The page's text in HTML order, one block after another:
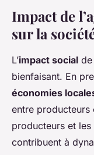
Impact de
sur la
L’impact social
bienfaisant. En
économies
entre producteurs
producteurs et
contribuent à